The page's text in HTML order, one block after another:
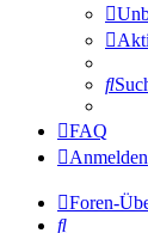
FAQ
Anmelden
Foren-
Suche